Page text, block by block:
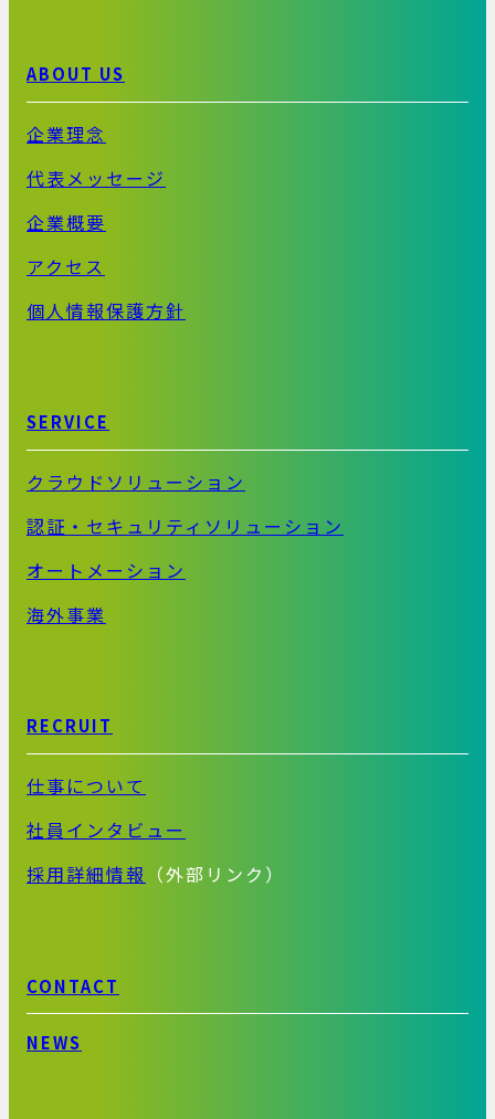
ABOUT US
企業理念
代表メッセージ
企業概要
アクセス
個人情報保護方針
SERVICE
クラウドソリューション
認証・セキュリティソリューション
オートメーション
海外事業
RECRUIT
仕事について
社員インタビュー
採用詳細情報 （外部リンク）
CONTACT
NEWS